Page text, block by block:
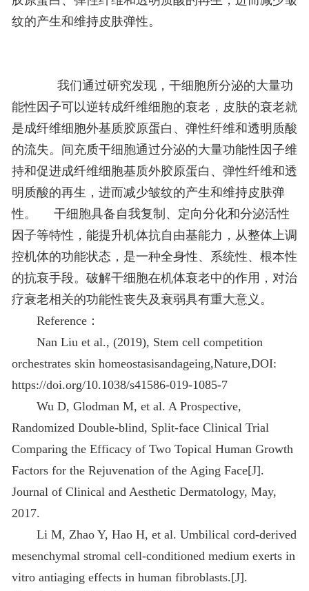
纹的产生和维持皮肤弹性。
我们通过研究发现，干细胞所分泌的大量功
能性因子可以逆转成纤维细胞的衰老，皮肤的衰老就
是成纤维细胞外基质胶原蛋白、弹性纤维和透明质酸
的流失。间充质干细胞通过分泌的大量功能性因子维
持和促进成纤维细胞基质外胶原蛋白、弹性纤维和透
明质酸的再生，进而减少皱纹的产生和维持皮肤弹
性。
干细胞具备自我复制、定向分化和分泌活性
因子等特性，能提升机体抗自由基能力，从整体上调
控机体的功能状态，是一种全身性、系统性、根本性
的抗衰手段。破解干细胞在机体衰老中的作用，对治
疗衰老相关的功能性丧失及衰弱具有重大意义。
Reference：
Nan Liu et al., (2019), Stem cell competition
orchestrates skin homeostasisandageing,Nature,DOI:
https://doi.org/10.1038/s41586-019-1085-7
Wu D, Glodman M, et al. A Prospective,
Randomized Double-blind, Split-face Clinical Trial
Comparing the Efficacy of Two Topical Human Growth
Factors for the Rejuvenation of the Aging Face[J].
Journal of Clinical and Aesthetic Dermatology, May,
2017.
Li M, Zhao Y, Hao H, et al. Umbilical cord-derived
mesenchymal stromal cell-conditioned medium exerts in
vitro antiaging effects in human fibroblasts.[J].